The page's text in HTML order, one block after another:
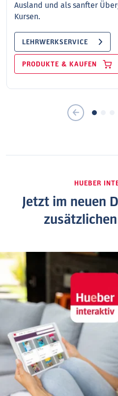
Ausland und als sanfter
Kursen.
LEHRWERKSERVICE
PRODUKTE & KAUFEN
HUEBER
Jetzt im neuen